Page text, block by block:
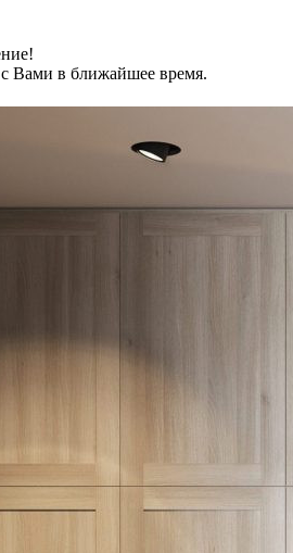
Вами в ближайшее время.